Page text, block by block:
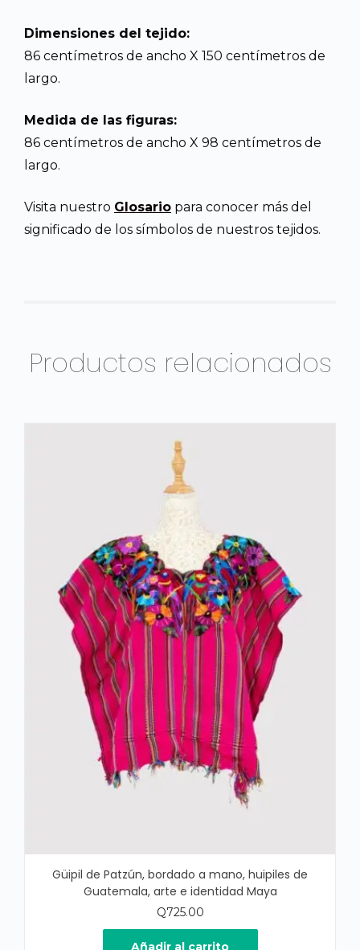
Dimensiones del tejido:
86 centímetros de ancho X 150 centímetros de
largo.
Medida de las figuras:
86 centímetros de ancho X 98 centímetros de
largo.
Visita nuestro Glosario para conocer más del
significado de los símbolos de nuestros tejidos.
Productos relacionados
Güipil de Patzún, bordado a mano, huipiles de
Guatemala, arte e identidad Maya
Q725.00
Añadir al carrito